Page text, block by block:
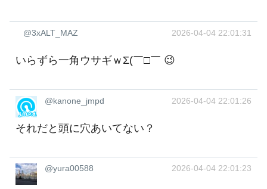
@3xALT_MAZ 2026-04-04 22:01:31
いらずら一角ウサギｗΣ(￣□￣ 😉
@kanone_jmpd 2026-04-04 22:01:26
それだと頭に穴あいてない？
@yura00588 2026-04-04 22:01:23